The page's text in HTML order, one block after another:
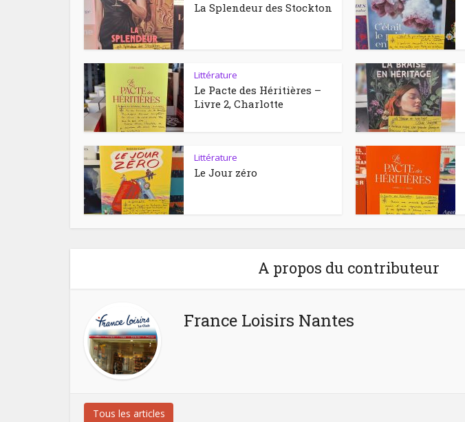
La Splendeur des Stockton
Littérature
Le Pacte des Héritières –
Livre 2, Charlotte
Littérature
Le Jour zéro
A propos du contributeur
France Loisirs Nantes
Tous les articles